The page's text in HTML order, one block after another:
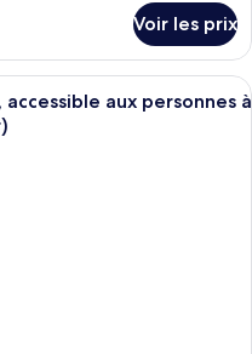
Voir les prix
chambre d’hôtel avec deux lits,
aux personnes à